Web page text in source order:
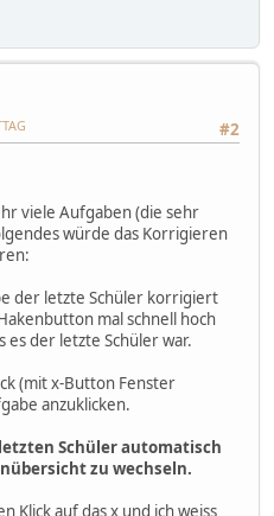
#2
viele Aufgaben (die sehr
würde das Korrigieren
der letzte Schüler korrigiert
mal schnell hoch
es der letzte Schüler war.
(mit x-Button Fenster
anzuklicken.
Schüler automatisch
zu wechseln.
Klick auf das x und ich weiss